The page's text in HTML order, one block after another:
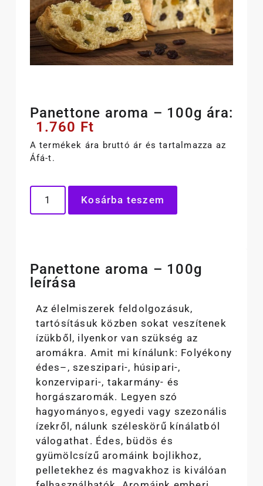
Panettone aroma – 100g ára:
1.760 Ft
A termékek ára bruttó ár és tartalmazza az
Áfá-t.
Kosárba teszem
Panettone aroma – 100g
leírása
Az élelmiszerek feldolgozásuk,
tartósításuk közben sokat veszítenek
ízükből, ilyenkor van szükség az
aromákra. Amit mi kínálunk: Folyékony
édes–, szeszipari-, húsipari-,
konzervipari-, takarmány- és
horgászaromák. Legyen szó
hagyományos, egyedi vagy szezonális
ízekről, nálunk széleskörű kínálatból
válogathat. Édes, büdös és
gyümölcsízű aromáink bojlikhoz,
pelletekhez és magvakhoz is kiválóan